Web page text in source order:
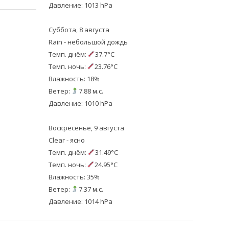
Давление: 1013 hPa
Суббота, 8 августа
Rain - небольшой дождь
Темп. днём:
37.7°C
Темп. ночь:
23.76°C
Влажность: 18%
Ветер:
7.88 м.с.
Давление: 1010 hPa
Воскресенье, 9 августа
Clear - ясно
Темп. днём:
31.49°C
Темп. ночь:
24.95°C
Влажность: 35%
Ветер:
7.37 м.с.
Давление: 1014 hPa